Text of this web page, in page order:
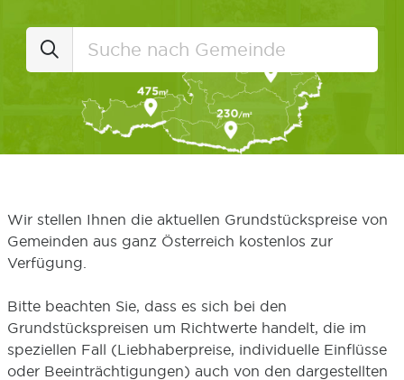
Wir stellen Ihnen die aktuellen Grundstückspreise von
Gemeinden aus ganz Österreich kostenlos zur
Verfügung.
Bitte beachten Sie, dass es sich bei den
Grundstückspreisen um Richtwerte handelt, die im
speziellen Fall (Liebhaberpreise, individuelle Einflüsse
oder Beeinträchtigungen) auch von den dargestellten